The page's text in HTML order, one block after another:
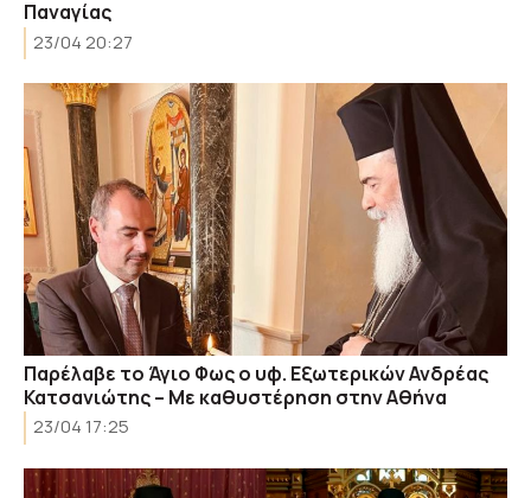
Παναγίας
23/04 20:27
Παρέλαβε το Άγιο Φως ο υφ. Εξωτερικών Ανδρέας
Κατσανιώτης – Με καθυστέρηση στην Αθήνα
23/04 17:25